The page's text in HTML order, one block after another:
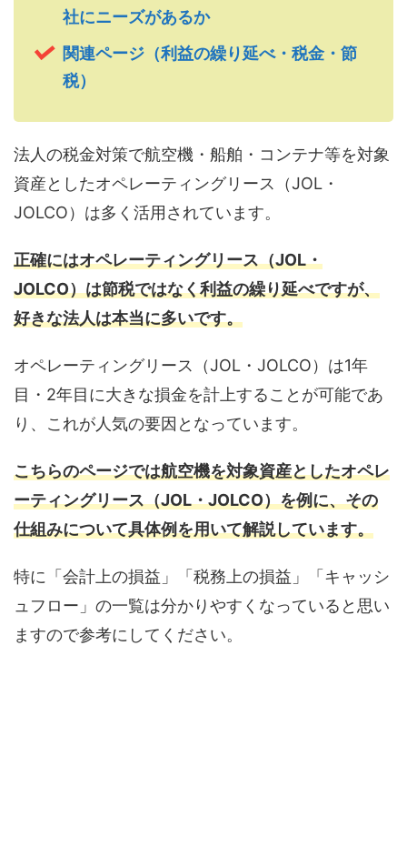
社にニーズがあるか
関連ページ（利益の繰り延べ・税金・節
税）
法人の税金対策で航空機・船舶・コンテナ等を対象
資産としたオペレーティングリース（JOL・
JOLCO）は多く活用されています。
正確にはオペレーティングリース（JOL・
JOLCO）は節税ではなく利益の繰り延べですが、
好きな法人は本当に多いです。
オペレーティングリース（JOL・JOLCO）は1年
目・2年目に大きな損金を計上することが可能であ
り、これが人気の要因となっています。
こちらのページでは航空機を対象資産としたオペレ
ーティングリース（JOL・JOLCO）を例に、その
仕組みについて具体例を用いて解説しています。
特に「会計上の損益」「税務上の損益」「キャッシ
ュフロー」の一覧は分かりやすくなっていると思い
ますので参考にしてください。